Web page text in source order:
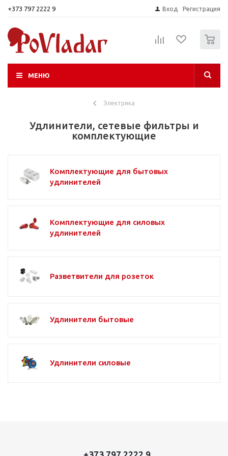
+373 797 2222 9 Вход Регистрация
МЕНЮ
Электрика
Удлинители, сетевые фильтры и
комплектующие
Комплектующие для бытовых
удлинителей
Комплектующие для силовых
удлинителей
Разветвители для розеток
Удлинители бытовые
Удлинители силовые